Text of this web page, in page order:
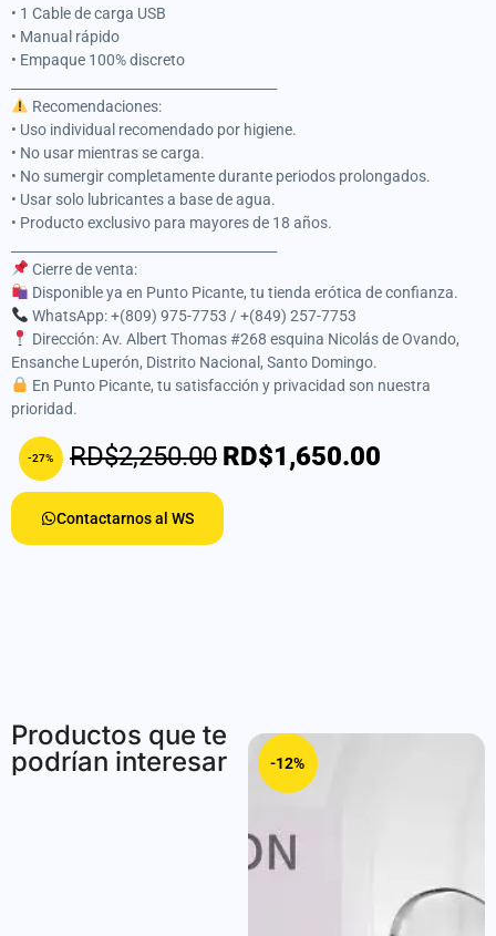
• 1 Cable de carga USB
• Manual rápido
• Empaque 100% discreto
Recomendaciones:
• Uso individual recomendado por higiene.
• No usar mientras se carga.
• No sumergir completamente durante periodos prolongados.
• Usar solo lubricantes a base de agua.
• Producto exclusivo para mayores de 18 años.
Cierre de venta:
Disponible ya en Punto Picante, tu tienda erótica de confianza.
WhatsApp: +(809) 975-7753 / +(849) 257-7753
Dirección: Av. Albert Thomas #268 esquina Nicolás de Ovando,
Ensanche Luperón, Distrito Nacional, Santo Domingo.
En Punto Picante, tu satisfacción y privacidad son nuestra
prioridad.
-27% RD$2,250.00 RD$1,650.00
Contactarnos al WS
Productos que te
podrían interesar
-13% -12%